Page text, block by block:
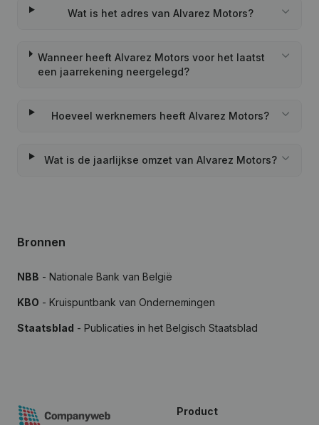
Wat is het adres van Alvarez Motors?
Wanneer heeft Alvarez Motors voor het laatst
een jaarrekening neergelegd?
Hoeveel werknemers heeft Alvarez Motors?
Wat is de jaarlijkse omzet van Alvarez Motors?
Bronnen
NBB - Nationale Bank van België
KBO - Kruispuntbank van Ondernemingen
Staatsblad - Publicaties in het Belgisch Staatsblad
Product